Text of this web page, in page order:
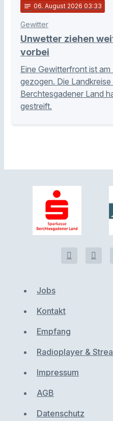
notes 06. August 2026 03:33
Gewitter
Unwetter ziehen
vorbei
Eine Gewitterfront ist
gezogen. Die
Berchtesgadener Land
gestreift.
Jobs
Kontakt
Empfang
Radioplayer &
Impressum
AGB
Datenschutz